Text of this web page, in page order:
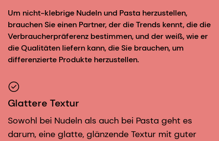
Um nicht-klebrige Nudeln und Pasta herzustellen,
brauchen Sie einen Partner, der die Trends kennt, die die
Verbraucherpräferenz bestimmen, und der weiß, wie er
die Qualitäten liefern kann, die Sie brauchen, um
differenzierte Produkte herzustellen.
Glattere Textur
Sowohl bei Nudeln als auch bei Pasta geht es
darum, eine glatte, glänzende Textur mit guter